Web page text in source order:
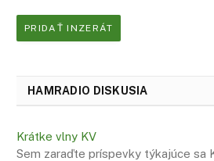
PRIDAŤ INZERÁT
HAMRADIO DISKUSIA
Krátke vlny KV
Sem zaraďte príspevky týkajúce sa